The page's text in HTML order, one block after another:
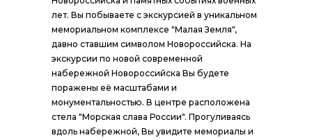
лет. Вы побываете с экскурсией в уникальном
мемориальном комплексе "Малая Земля",
давно ставшим символом Новороссийска. На
экскурсии по новой современной
набережной Новороссийска Вы будете
поражены её масштабами и
монументальностью. В центре расположена
стела "Морская слава России". Прогуливаясь
вдоль набережной, Вы увидите мемориалы и